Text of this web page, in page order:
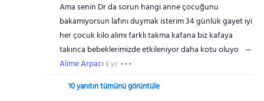
Ama senin Dr da sorun hangi anne çocuğunu
bakamiyorsun lafını duymak isterim 34 günlük gayet iyi
her çocuk kilo alımı farklı takma kafana biz kafaya
takınca bebeklerimizde etkileniyor daha kotu oluyo
Alime Arpacı8 yıl
10 yanıtın tümünü görüntüle